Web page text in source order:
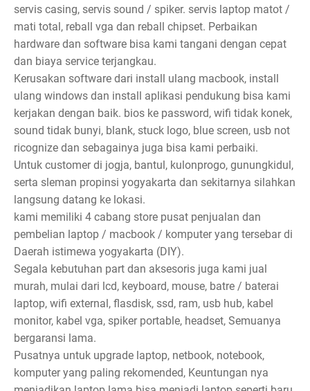
servis casing, servis sound / spiker. servis laptop matot /
mati total, reball vga dan reball chipset. Perbaikan
hardware dan software bisa kami tangani dengan cepat
dan biaya service terjangkau.
Kerusakan software dari install ulang macbook, install
ulang windows dan install aplikasi pendukung bisa kami
kerjakan dengan baik. bios ke password, wifi tidak konek,
sound tidak bunyi, blank, stuck logo, blue screen, usb not
ricognize dan sebagainya juga bisa kami perbaiki.
Untuk customer di jogja, bantul, kulonprogo, gunungkidul,
serta sleman propinsi yogyakarta dan sekitarnya silahkan
langsung datang ke lokasi.
kami memiliki 4 cabang store pusat penjualan dan
pembelian laptop / macbook / komputer yang tersebar di
Daerah istimewa yogyakarta (DIY).
Segala kebutuhan part dan aksesoris juga kami jual
murah, mulai dari lcd, keyboard, mouse, batre / baterai
laptop, wifi external, flasdisk, ssd, ram, usb hub, kabel
monitor, kabel vga, spiker portable, headset, Semuanya
bergaransi lama.
Pusatnya untuk upgrade laptop, netbook, notebook,
komputer yang paling rekomended, Keuntungan nya